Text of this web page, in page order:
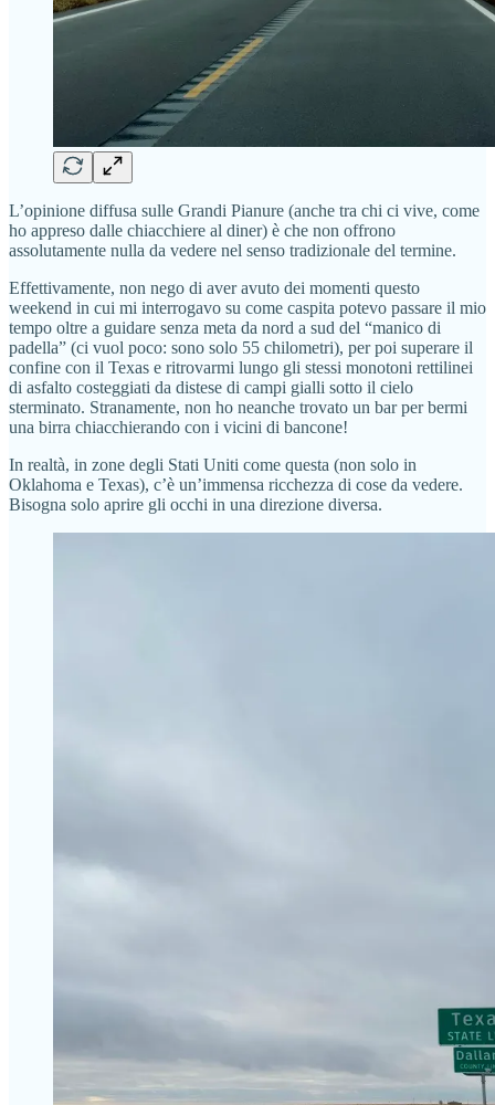
L’opinione diffusa sulle Grandi Pianure (anche tra chi ci vive, come
ho appreso dalle chiacchiere al diner) è che non offrono
assolutamente nulla da vedere nel senso tradizionale del termine.
Effettivamente, non nego di aver avuto dei momenti questo
weekend in cui mi interrogavo su come caspita potevo passare il mio
tempo oltre a guidare senza meta da nord a sud del “manico di
padella” (ci vuol poco: sono solo 55 chilometri), per poi superare il
confine con il Texas e ritrovarmi lungo gli stessi monotoni rettilinei
di asfalto costeggiati da distese di campi gialli sotto il cielo
sterminato. Stranamente, non ho neanche trovato un bar per bermi
una birra chiacchierando con i vicini di bancone!
In realtà, in zone degli Stati Uniti come questa (non solo in
Oklahoma e Texas), c’è un’immensa ricchezza di cose da vedere.
Bisogna solo aprire gli occhi in una direzione diversa.